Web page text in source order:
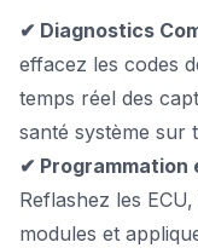
✔ Diagnostics
effacez les codes
temps réel des
santé système sur
✔ Programmation
Reflashez les
modules et